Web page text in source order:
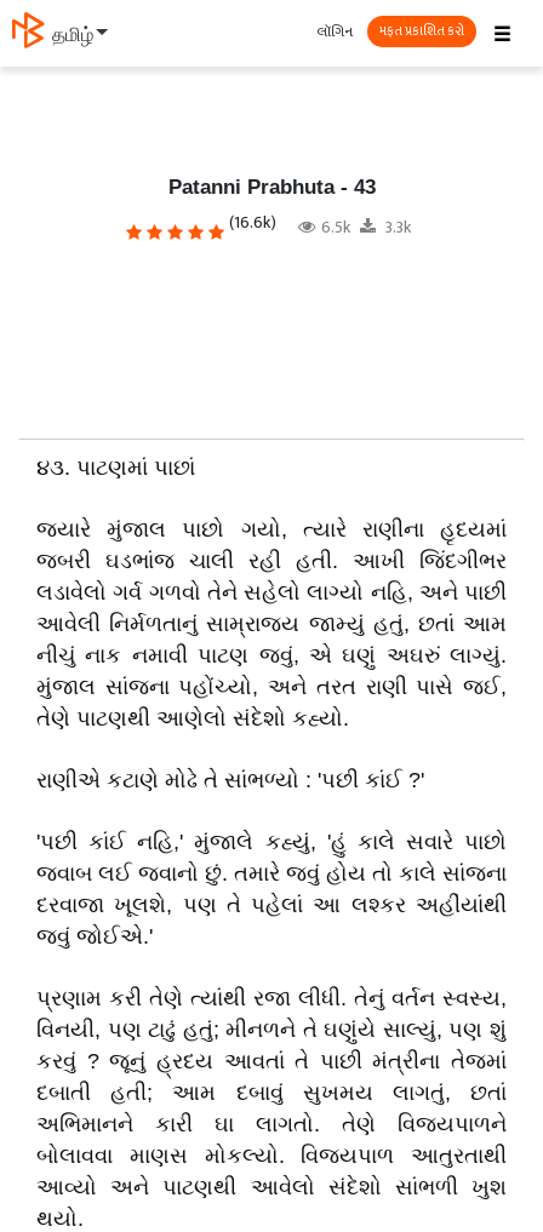
தமிழ் ☰
લૉગિન મફત પ્રકાશિત કરો
Patanni Prabhuta - 43
(16.6k) 6.5k 3.3k
૪૩. પાટણમાં પાછાં
જ્યારે મુંજાલ પાછો ગયો, ત્યારે રાણીના હૃદયમાં
જબરી ઘડભાંજ ચાલી રહી હતી. આખી જિંદગીભર
લડાવેલો ગર્વ ગળવો તેને સહેલો લાગ્યો નહિ, અને પાછી
આવેલી નિર્મળતાનું સામ્રાજ્ય જામ્યું હતું, છતાં આમ
નીચું નાક નમાવી પાટણ જવું, એ ઘણું અઘરું લાગ્યું.
મુંજાલ સાંજના પહોંચ્યો, અને તરત રાણી પાસે જઈ,
તેણે પાટણથી આણેલો સંદેશો કહ્યો.
રાણીએ કટાણે મોઢે તે સાંભળ્યો : 'પછી કાંઈ ?'
'પછી કાંઈ નહિ,' મુંજાલે કહ્યું, 'હું કાલે સવારે પાછો
જવાબ લઈ જવાનો છું. તમારે જવું હોય તો કાલે સાંજના
દરવાજા ખૂલશે, પણ તે પહેલાં આ લશ્કર અહીંયાંથી
જવું જોઈએ.'
પ્રણામ કરી તેણે ત્યાંથી રજા લીધી. તેનું વર્તન સ્વસ્ય,
વિનયી, પણ ટાઢું હતું; મીનળને તે ઘણુંયે સાલ્યું, પણ શું
કરવું ? જૂનું હ્રદય આવતાં તે પાછી મંત્રીના તેજમાં
દબાતી હતી; આમ દબાવું સુખમય લાગતું, છતાં
અભિમાનને કારી ઘા લાગતો. તેણે વિજયપાળને
બોલાવવા માણસ મોકલ્યો. વિજયપાળ આતુરતાથી
આવ્યો અને પાટણથી આવેલો સંદેશો સાંભળી ખુશ
થયો.